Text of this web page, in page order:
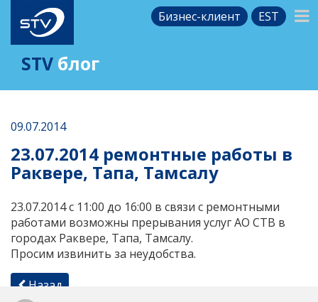
Бизнес-клиент EST
STV блог
09.07.2014
23.07.2014 ремонтные работы в
Раквере, Тапа, Тамсалу
23.07.2014 с 11:00 до 16:00 в связи с ремонтными
работами возможны прерывания услуг АО СТВ в
городах Раквере, Тапа, Тамсалу.
Просим извинить за неудобства.
Назад